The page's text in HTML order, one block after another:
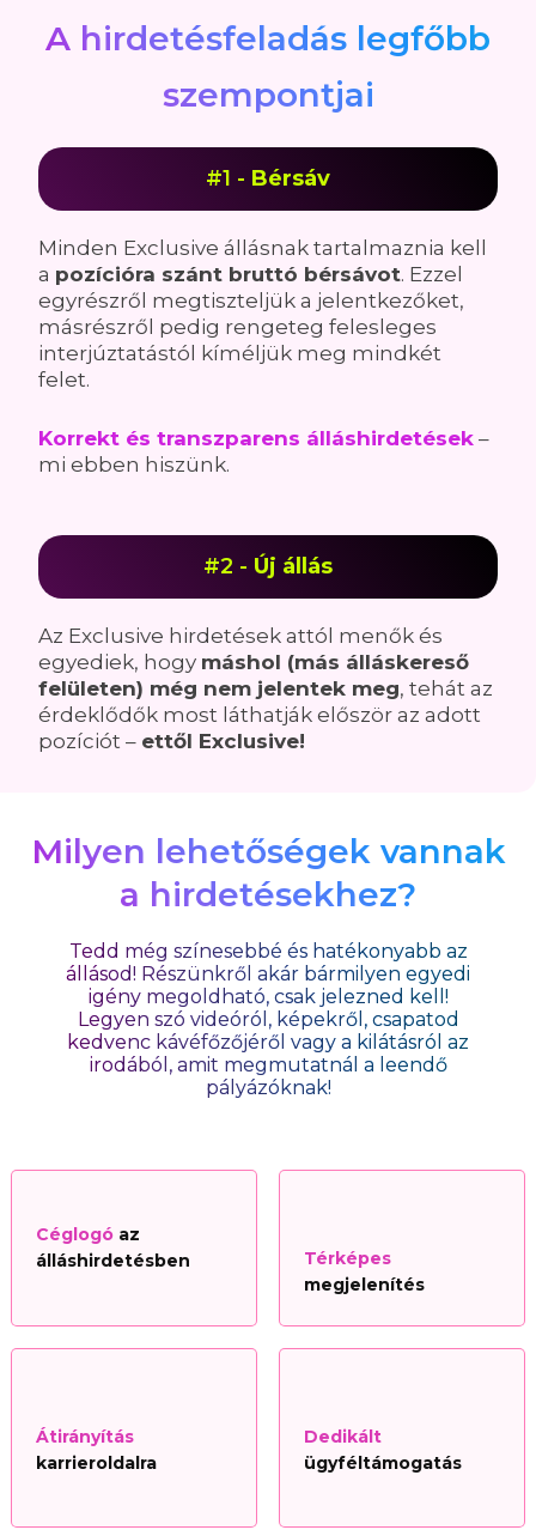
A hirdetésfeladás legfőbb
szempontjai
#1 - Bérsáv
Minden Exclusive állásnak tartalmaznia kell
a pozícióra szánt bruttó bérsávot. Ezzel
egyrészről megtiszteljük a jelentkezőket,
másrészről pedig rengeteg felesleges
interjúztatástól kíméljük meg mindkét
felet.
Korrekt és transzparens álláshirdetések –
mi ebben hiszünk.
#2 - Új állás
Az Exclusive hirdetések attól menők és
egyediek, hogy máshol (más álláskereső
felületen) még nem jelentek meg, tehát az
érdeklődők most láthatják először az adott
pozíciót – ettől Exclusive!
Milyen lehetőségek vannak
a hirdetésekhez?
Tedd még színesebbé és hatékonyabb az
állásod! Részünkről akár bármilyen egyedi
igény megoldható, csak jelezned kell!
Legyen szó videóról, képekről, csapatod
kedvenc kávéfőzőjéről vagy a kilátásról az
irodából, amit megmutatnál a leendő
pályázóknak!
Céglogó az
álláshirdetésben
Térképes
megjelenítés
Átirányítás
karrieroldalra
Dedikált
ügyféltámogatás